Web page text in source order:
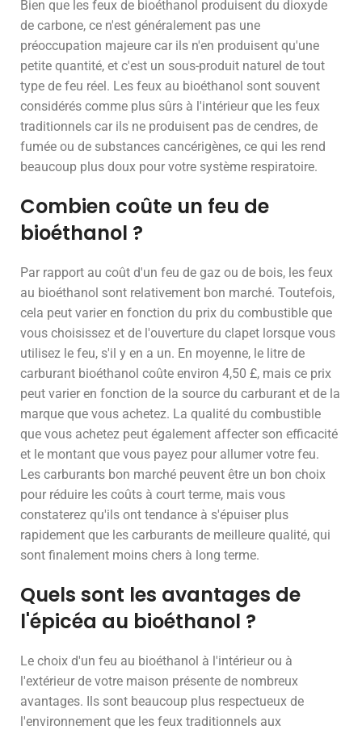
Bien que les feux de bioéthanol produisent du dioxyde
de carbone, ce n'est généralement pas une
préoccupation majeure car ils n'en produisent qu'une
petite quantité, et c'est un sous-produit naturel de tout
type de feu réel. Les feux au bioéthanol sont souvent
considérés comme plus sûrs à l'intérieur que les feux
traditionnels car ils ne produisent pas de cendres, de
fumée ou de substances cancérigènes, ce qui les rend
beaucoup plus doux pour votre système respiratoire.
Combien coûte un feu de
bioéthanol ?
Par rapport au coût d'un feu de gaz ou de bois, les feux
au bioéthanol sont relativement bon marché. Toutefois,
cela peut varier en fonction du prix du combustible que
vous choisissez et de l'ouverture du clapet lorsque vous
utilisez le feu, s'il y en a un. En moyenne, le litre de
carburant bioéthanol coûte environ 4,50 £, mais ce prix
peut varier en fonction de la source du carburant et de la
marque que vous achetez. La qualité du combustible
que vous achetez peut également affecter son efficacité
et le montant que vous payez pour allumer votre feu.
Les carburants bon marché peuvent être un bon choix
pour réduire les coûts à court terme, mais vous
constaterez qu'ils ont tendance à s'épuiser plus
rapidement que les carburants de meilleure qualité, qui
sont finalement moins chers à long terme.
Quels sont les avantages de
l'épicéa au bioéthanol ?
Le choix d'un feu au bioéthanol à l'intérieur ou à
l'extérieur de votre maison présente de nombreux
avantages. Ils sont beaucoup plus respectueux de
l'environnement que les feux traditionnels aux